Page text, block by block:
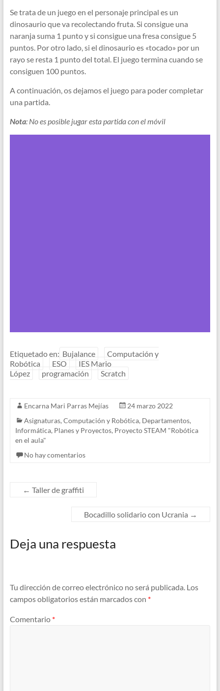
Se trata de un juego en el personaje principal es un
dinosaurio que va recolectando fruta. Si consigue una
naranja suma 1 punto y si consigue una fresa consigue 5
puntos. Por otro lado, si el dinosaurio es «tocado» por un
rayo se resta 1 punto del total. El juego termina cuando se
consiguen 100 puntos.
A continuación, os dejamos el juego para poder completar
una partida.
Nota: No es posible jugar esta partida con el móvil
Etiquetado en: Bujalance
Computación y
Robótica
ESO
IES Mario
López
programación Scratch
Encarna Mari Parras Mejías
24 marzo 2022
Asignaturas, Computación y Robótica, Departamentos,
Informática, Planes y Proyectos, Proyecto STEAM "Robótica
en el aula"
No hay comentarios
← Taller de graffiti
Bocadillo solidario con Ucrania →
Deja una respuesta
Tu dirección de correo electrónico no será publicada. Los
campos obligatorios están marcados con *
Comentario *